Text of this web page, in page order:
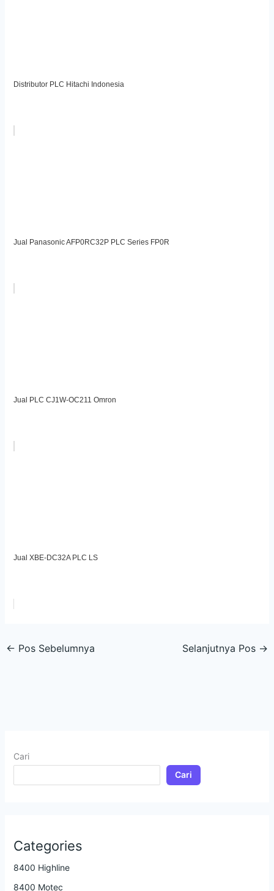
Distributor PLC Hitachi Indonesia
Jual Panasonic AFP0RC32P PLC Series FP0R
Jual PLC CJ1W-OC211 Omron
Jual XBE-DC32A PLC LS
← Pos Sebelumnya Selanjutnya Pos →
Cari
Cari
Categories
8400 Highline
8400 Motec